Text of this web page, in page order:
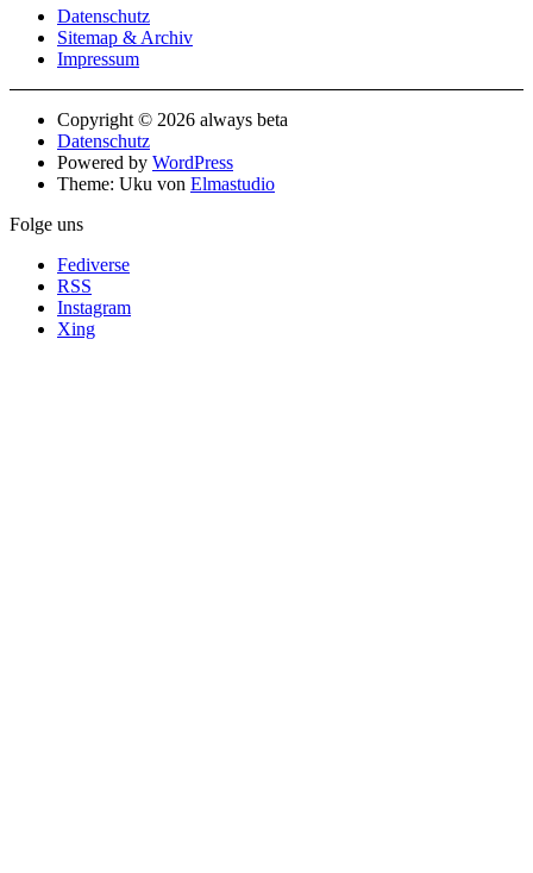
Datenschutz
Sitemap & Archiv
Impressum
Copyright © 2026 always beta
Datenschutz
Powered by WordPress
Theme: Uku von Elmastudio
Folge uns
Fediverse
RSS
Instagram
Xing